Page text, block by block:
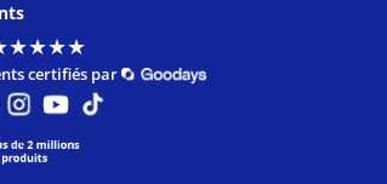
★★★★
★★★★
certifiés par